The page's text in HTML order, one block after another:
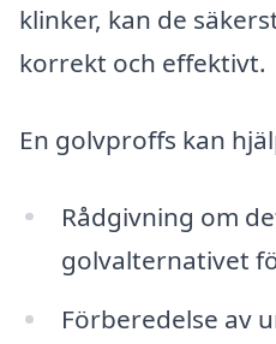
klinker, kan de
korrekt och effektivt.
En golvproffs kan
Rådgivning om
golvalternativet
Förberedelse av